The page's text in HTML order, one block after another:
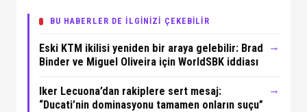
BU HABERLER DE İLGİNİZİ ÇEKEBİLİR
Eski KTM ikilisi yeniden bir araya gelebilir: Brad
Binder ve Miguel Oliveira için WorldSBK iddiası
→
Iker Lecuona’dan rakiplere sert mesaj:
“Ducati’nin dominasyonu tamamen onların suçu”
→